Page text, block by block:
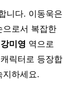
니다. 이동욱은
으로서 복잡한
강미영 역으로
릭터로 등장합
지하세요.